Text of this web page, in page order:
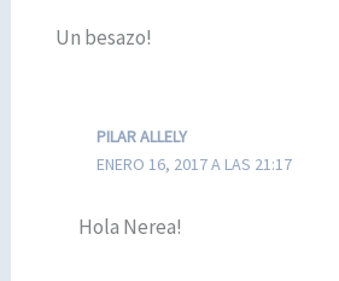
Un besazo!
PILAR ALLELY
ENERO 16, 2017 A LAS 21:17
Hola Nerea!